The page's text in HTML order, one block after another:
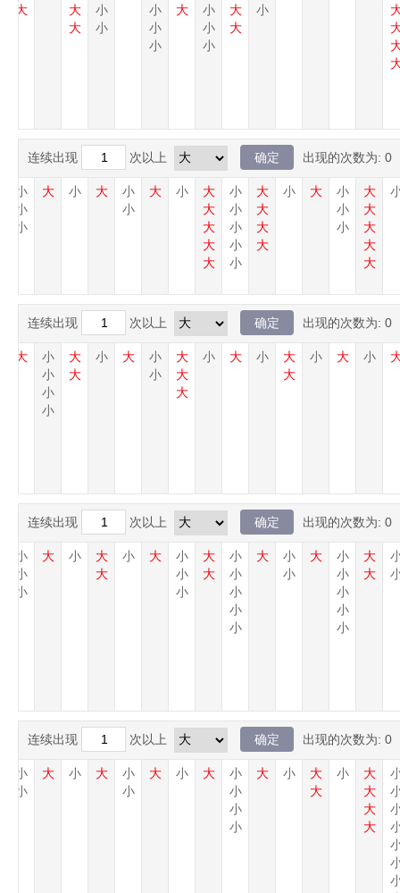
小
大
大
小
小
小
大
小
小
小
小
小
大
大
大
连续出现 次以上 出现的次数为: 0
大
大
大
大
大
小
小
小
大
小
大
大
大
大
小
小
小
小
小
大
大
大
大
大
小
大
小
小
大
小
大
小
小
小
连续出现 次以上 出现的次数为: 0
小
大
小
大
大
小
大
小
大
大
大
小
小
大
小
大
大
小
小
小
小
大
连续出现 次以上 出现的次数为: 0
大
大
小
小
小
小
小
大
小
小
大
小
小
小
小
小
大
大
小
小
小
大
小
大
大
小
大
小
小
小
连续出现 次以上 出现的次数为: 0
大
大
大
大
小
大
大
小
大
小
小
小
小
大
小
大
小
小
大
小
大
小
小